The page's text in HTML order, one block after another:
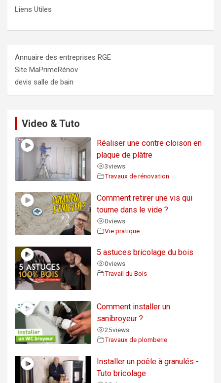
Liens Utiles
Annuaire des entreprises RGE
Site MaPrimeRénov
devis salle de bain
Video & Tuto
Réaliser une contre cloison en
plaque de plâtre
3views
Travaux de rénovation
Comment retirer une vis qui
tourne dans le vide ?
0views
Vie pratique
5 astuces bricolage du bois
0views
Travail du Bois
Comment installer un
sanibroyeur ?
25views
Travaux de plomberie
Installer un poêle à granulés -
Tuto bricolage